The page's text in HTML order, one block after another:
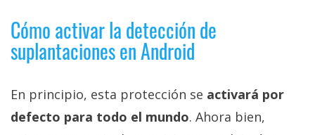
Cómo activar la detección de
suplantaciones en Android
En principio, esta protección se activará por
defecto para todo el mundo. Ahora bien,